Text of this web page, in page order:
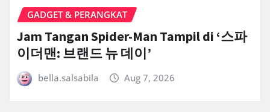
GADGET & PERANGKAT
Jam Tangan Spider-Man Tampil di ‘스파
이더맨: 브랜드 뉴 데이’
bella.salsabila Aug 7, 2026